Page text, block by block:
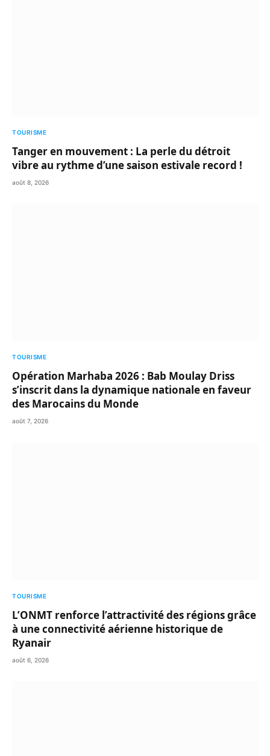
TOURISME
Tanger en mouvement : La perle du détroit
vibre au rythme d’une saison estivale record !
août 8, 2026
TOURISME
Opération Marhaba 2026 : Bab Moulay Driss
s’inscrit dans la dynamique nationale en faveur
des Marocains du Monde
août 7, 2026
TOURISME
L’ONMT renforce l’attractivité des régions grâce
à une connectivité aérienne historique de
Ryanair
août 6, 2026